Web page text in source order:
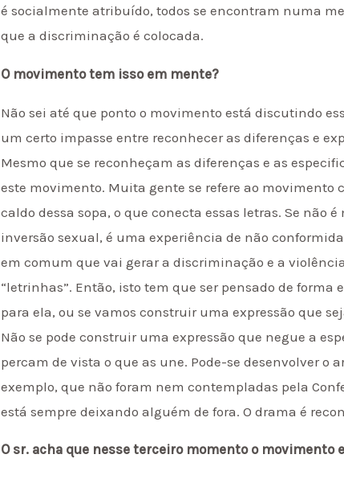
é socialmente atribuído, todos se encontram numa
que a discriminação é colocada.
O movimento tem isso em mente?
Não sei até que ponto o movimento está discutindo
um certo impasse entre reconhecer as diferenças e
Mesmo que se reconheçam as diferenças e as
este movimento. Muita gente se refere ao movimento
caldo dessa sopa, o que conecta essas letras. Se não
inversão sexual, é uma experiência de não
em comum que vai gerar a discriminação e a
“letrinhas”. Então, isto tem que ser pensado de
para ela, ou se vamos construir uma expressão que
Não se pode construir uma expressão que negue a
percam de vista o que as une. Pode-se desenvolver o
exemplo, que não foram nem contempladas pela
está sempre deixando alguém de fora. O drama é
O sr. acha que nesse terceiro momento o movimento